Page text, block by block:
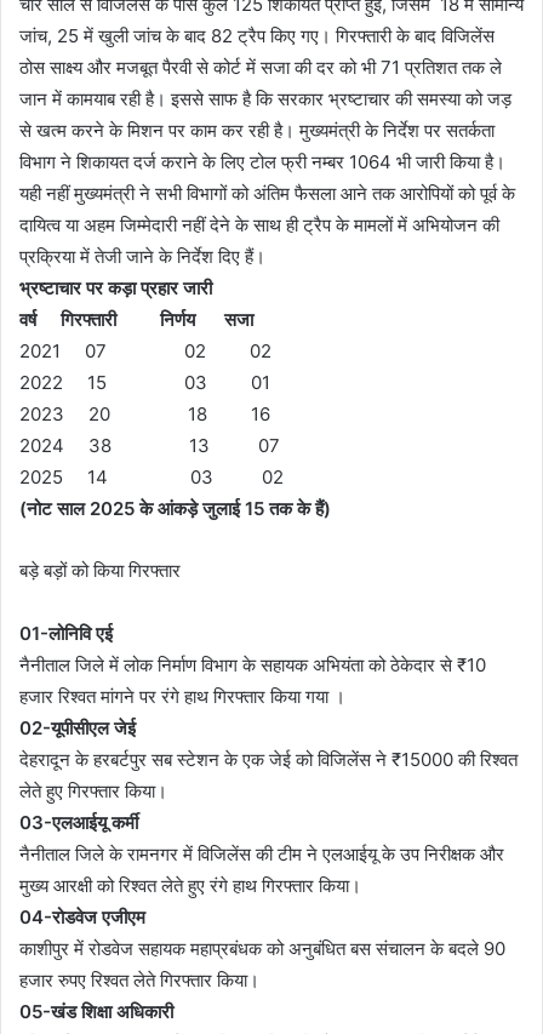
जांच, 25 में खुली जांच के बाद 82 ट्रैप किए गए। गिरफ्तारी के बाद विजिलेंस
ठोस साक्ष्य और मजबूत पैरवी से कोर्ट में सजा की दर को भी 71 प्रतिशत तक ले
जान में कामयाब रही है। इससे साफ है कि सरकार भ्रष्टाचार की समस्या को जड़
से खत्म करने के मिशन पर काम कर रही है। मुख्यमंत्री के निर्देश पर सतर्कता
विभाग ने शिकायत दर्ज कराने के लिए टोल फ्री नम्बर 1064 भी जारी किया है।
यही नहीं मुख्यमंत्री ने सभी विभागों को अंतिम फैसला आने तक आरोपियों को पूर्व के
दायित्व या अहम जिम्मेदारी नहीं देने के साथ ही ट्रैप के मामलों में अभियोजन की
प्रक्रिया में तेजी जाने के निर्देश दिए हैं।
भ्रष्टाचार पर कड़ा प्रहार जारी
वर्ष गिरफ्तारी निर्णय सजा
2021 07 02 02
2022 15 03 01
2023 20 18 16
2024 38 13 07
2025 14 03 02
(नोट साल 2025 के आंकड़े जुलाई 15 तक के हैं)
बड़े बड़ों को किया गिरफ्तार
01-लोनिवि एई
नैनीताल जिले में लोक निर्माण विभाग के सहायक अभियंता को ठेकेदार से ₹10
हजार रिश्वत मांगने पर रंगे हाथ गिरफ्तार किया गया ।
02-यूपीसीएल जेई
देहरादून के हरबर्टपुर सब स्टेशन के एक जेई को विजिलेंस ने ₹15000 की रिश्वत
लेते हुए गिरफ्तार किया।
03-एलआईयू कर्मी
नैनीताल जिले के रामनगर में विजिलेंस की टीम ने एलआईयू के उप निरीक्षक और
मुख्य आरक्षी को रिश्वत लेते हुए रंगे हाथ गिरफ्तार किया।
04-रोडवेज एजीएम
काशीपुर में रोडवेज सहायक महाप्रबंधक को अनुबंधित बस संचालन के बदले 90
हजार रुपए रिश्वत लेते गिरफ्तार किया।
05-खंड शिक्षा अधिकारी